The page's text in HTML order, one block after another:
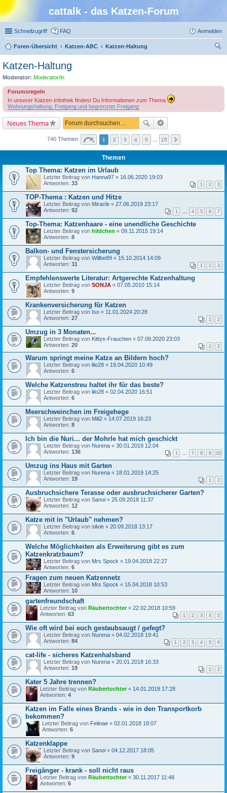
cattalk - das Katzen-Forum
Schnellzugriff FAQ Anmelden
Foren-Übersicht Katzen-ABC
Katzen-Haltung
Katzen-Haltung
Moderator: Moderator/in
Forumsregeln
In unserer Katzen-Infothek findest Du Informationen zum Thema
Wohnungshaltung, Freigang und begrenzter Freigang
Neues Thema
740 Themen 1 2 3 4 5 15
Themen
Top Thema: Katzen im Urlaub
Letzter Beitrag von Hanna97 « 16.06.2020 19:03
Antworten: 33 1 2 3
TOP-Thema : Katzen und Hitze
Letzter Beitrag von Miracle « 27.06.2019 23:17
Antworten: 92 1 … 4 5 6 7
Top-Thema: Katzenhaare - eine unendliche Geschichte
Letzter Beitrag von hildchen « 09.11.2015 19:14
Antworten: 8
Balkon- und Fenstersicherung
Letzter Beitrag von Willbe89 « 15.10.2014 14:09
Antworten: 31 1 2 3
Empfehlenswerte Literatur: Artgerechte Katzenhaltung
Letzter Beitrag von SONJA « 07.05.2010 15:14
Antworten: 9
Krankenversicherung für Katzen
Letzter Beitrag von Iso « 11.01.2024 20:28
Antworten: 27 1 2
Umzug in 3 Monaten...
Letzter Beitrag von Kittys-Frauchen « 07.09.2020 23:03
Antworten: 20 1 2
Warum springt meine Katze an Bildern hoch?
Letzter Beitrag von lilo28 « 19.04.2020 10:49
Antworten: 6
Welche Katzenstreu haltet ihr für das beste?
Letzter Beitrag von lilo28 « 02.04.2020 16:51
Antworten: 6
Meerschweinchen im Freigehege
Letzter Beitrag von Mili2 « 14.07.2019 16:23
Antworten: 8
Ich bin die Nuri... der Mohrle hat mich geschickt
Letzter Beitrag von Nurena « 30.01.2019 12:04
Antworten: 136 1 … 7 8 9 10
Umzug ins Haus mit Garten
Letzter Beitrag von Nurena « 18.01.2019 14:25
Antworten: 19 1 2
Ausbruchsichere Terasse oder ausbruchsicherer Garten?
Letzter Beitrag von Sanoi « 25.09.2018 11:37
Antworten: 12
Katze mit in "Urlaub" nehmen?
Letzter Beitrag von silvie « 20.09.2018 13:17
Antworten: 6
Welche Möglichkeiten als Erweiterung gibt es zum
Katzenkratzbaum?
Letzter Beitrag von Mrs Spock « 19.04.2018 22:27
Antworten: 6
Fragen zum neuen Katzennetz
Letzter Beitrag von Mrs Spock « 15.04.2018 10:53
Antworten: 10
gartenfreundschaft
Letzter Beitrag von Räubertochter« 22.02.2018 10:59
Antworten: 63 1 2 3 4 5
Wie oft wird bei euch gestaubsaugt / gefegt?
Letzter Beitrag von Nurena « 04.02.2018 19:41
Antworten: 84 1 2 3 4 5 6
cat-life - sicheres Katzenhalsband
Letzter Beitrag von Nurena « 20.01.2018 16:33
Antworten: 19 1 2
Kater 5 Jahre trennen?
Letzter Beitrag von Räubertochter« 14.01.2018 17:28
Antworten: 4
Katzen im Falle eines Brands - wie in den Transportkorb
bekommen?
Letzter Beitrag von Felinae « 02.01.2018 18:07
Antworten: 6
Katzenklappe
Letzter Beitrag von Sanoi « 04.12.2017 18:05
Antworten: 9
Freigänger - krank - soll nicht raus
Letzter Beitrag von Räubertochter« 30.11.2017 11:48
Antworten: 6